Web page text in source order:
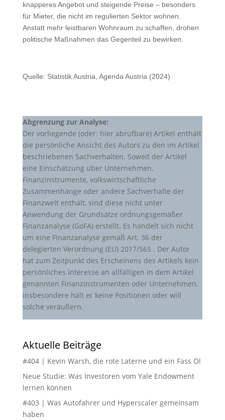
knapperes Angebot und steigende Preise – besonders
für Mieter, die nicht im regulierten Sektor wohnen.
Anstatt mehr leistbaren Wohnraum zu schaffen, drohen
politische Maßnahmen das Gegenteil zu bewirken.
Quelle: Statistik Austria, Agenda Austria (2024)
Abgrenzung zur Analyse:
Der vorliegende (oder: hier abrufbare) Artikel enthält
die persönliche Ansicht des Autors zu den im Artikel
beschriebenen Sachverhalten. Soweit der Artikel
eine Einschätzung über Unternehmen,
Finanzinstrumente, volkswirtschaftliche
Zusammenhänge oder andere Sachverhalte der
Finanzwelt enthält, sind diese nicht unter
Anwendung der Grundsätze ordnungsgemäßer
Finanzanalyse (GoFA) erstellt. Es handelt sich nicht
um eine Finanzanalyse gemäß Art. 36 der
delegierten Verordnung (EU) 2017/565 . Der Autor
hat zum Zeitpunkt des Erscheinens des Artikels kein
persönliches Interesse an allfälligen in dem Artikel
genannten Finanzinstrumenten oder Unternehmen,
insbesondere hält er keine Positionen oder will
solche veräußern.
Aktuelle Beiträge
#404 | Kevin Warsh, die rote Laterne und ein Fass Öl
Neue Studie: Was Investoren vom Yale Endowment
lernen können
#403 | Was Autofahrer und Hyperscaler gemeinsam
haben